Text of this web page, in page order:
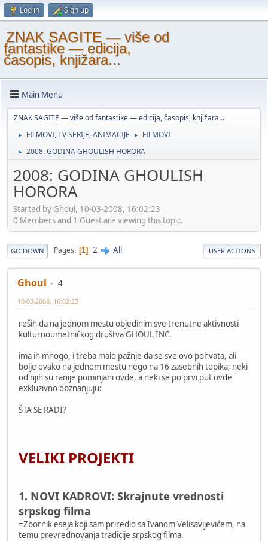
Log in Sign up
ZNAK SAGITE — više od
fantastike — edicija,
časopis, knjižara...
Main Menu
ZNAK SAGITE — više od fantastike — edicija, časopis, knjižara...
► FILMOVI, TV SERIJE, ANIMACIJE ► FILMOVI
► 2008: GODINA GHOULISH HORORA
2008: GODINA GHOULISH
HORORA
Started by Ghoul, 10-03-2008, 16:02:23
0 Members and 1 Guest are viewing this topic.
GO DOWN Pages 1 2 All USER ACTIONS
Ghoul 4
10-03-2008, 16:02:23
reših da na jednom mestu objedinim sve trenutne aktivnosti
kulturnoumetničkog društva GHOUL INC.
ima ih mnogo, i treba malo pažnje da se sve ovo pohvata, ali
bolje ovako na jednom mestu nego na 16 zasebnih topika; neki
od njih su ranije pominjani ovde, a neki se po prvi put ovde
exkluzivno obznanjuju:
ŠTA SE RADI?
VELIKI PROJEKTI
1. NOVI KADROVI: Skrajnute vrednosti
srpskog filma
=Zbornik eseja koji sam priredio sa Ivanom Velisavljevićem, na
temu prevrednovanja tradicije srpskog filma.